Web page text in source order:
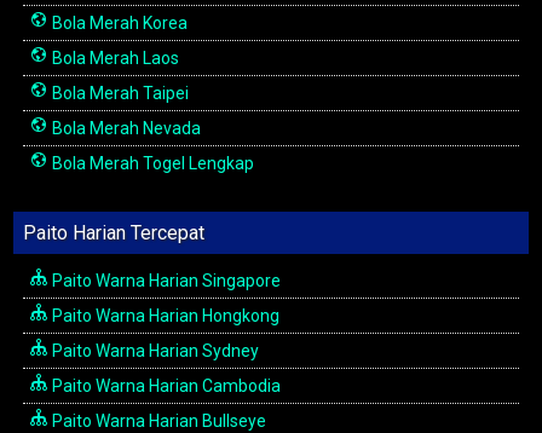
Bola Merah Korea
Bola Merah Laos
Bola Merah Taipei
Bola Merah Nevada
Bola Merah Togel Lengkap
Paito Harian Tercepat
Paito Warna Harian Singapore
Paito Warna Harian Hongkong
Paito Warna Harian Sydney
Paito Warna Harian Cambodia
Paito Warna Harian Bullseye